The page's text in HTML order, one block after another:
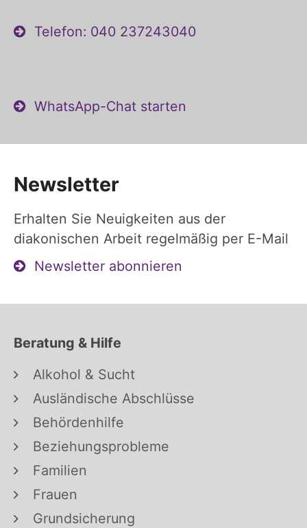
Telefon: 040 237243040
WhatsApp-Chat starten
Newsletter
Erhalten Sie Neuigkeiten aus der
diakonischen Arbeit regelmäßig per E-Mail
Newsletter abonnieren
Beratung & Hilfe
Alkohol & Sucht
Ausländische Abschlüsse
Behördenhilfe
Beziehungsprobleme
Familien
Frauen
Grundsicherung